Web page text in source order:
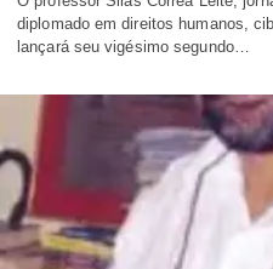
diplomado em direitos humanos,
lançará seu vigésimo segundo…